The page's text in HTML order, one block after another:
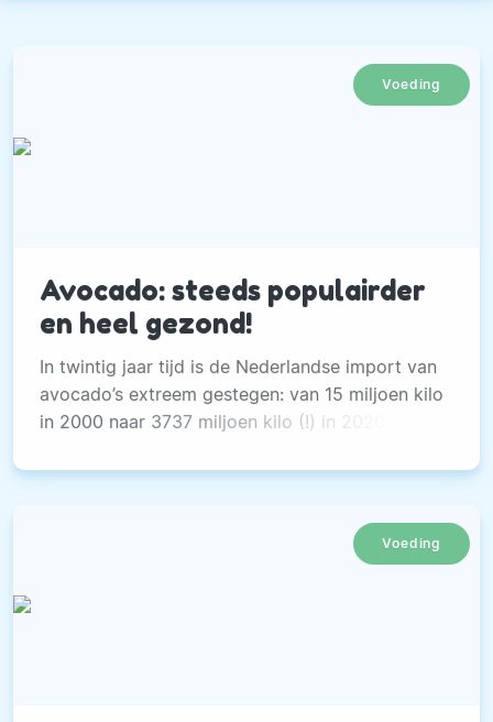
Voeding
Avocado: steeds populairder
en heel gezond!
In twintig jaar tijd is de Nederlandse import van
avocado’s extreem gestegen: van 15 miljoen kilo
in 2000 naar 3737 miljoen kilo (!) in 2020.
Voeding